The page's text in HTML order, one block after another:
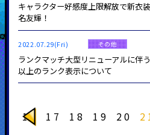
キャラクター好感度上限解放で新衣
名友輝！
2022.07.29(Fri) その他
ランクマッチ大型リニューアルに伴
以上のランク表示について
16 17 18 19 20